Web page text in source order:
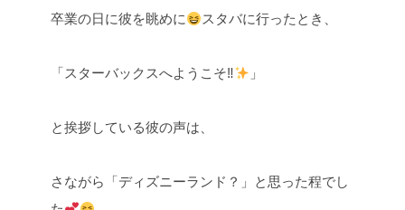
卒業の日に彼を眺めに スタバに行ったとき、
「スターバックスへようこそ‼︎ 」
と挨拶している彼の声は、
さながら「ディズニーランド？」と思った程でし